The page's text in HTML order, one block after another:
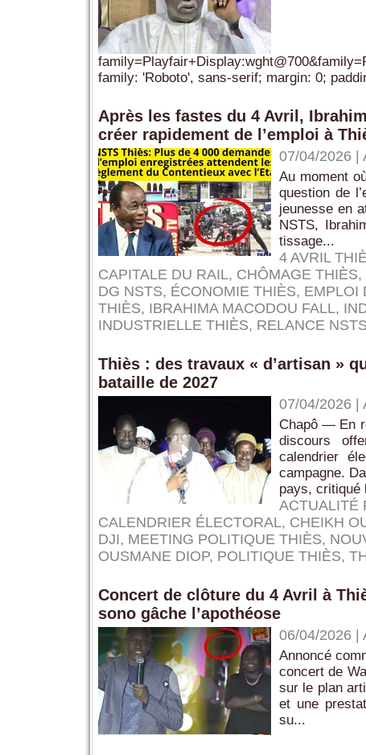
family: 'Roboto', sans-serif; margin: 0;
Après les fastes du 4 Avril,
créer rapidement de l’emploi à
07/04/2026|
Au moment
question de
jeunesse en
NSTS,
tissage...
4 AVRIL
CAPITALE DU RAIL, CHÔMAGE THIÈS,
DG NSTS, ÉCONOMIE THIÈS, EMPLOI
THIÈS, IBRAHIMA MACODOU FALL,
INDUSTRIELLE THIÈS, RELANCE NSTS
Thiès : des travaux « d’artisan »
bataille de 2027
07/04/2026|
Chapô — En
discours
calendrier
campagne.
pays, critiqué
ACTUALITÉ
CALENDRIER ÉLECTORAL, CHEIKH
DJI, MEETING POLITIQUE THIÈS,
OUSMANE DIOP, POLITIQUE THIÈS,
Concert de clôture du 4 Avril à
sono gâche l’apothéose
06/04/2026|
Annoncé
concert de
sur le plan
et une
su...